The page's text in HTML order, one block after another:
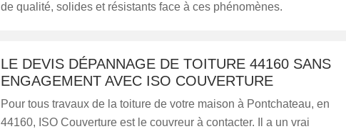
de qualité, solides et résistants face à ces phénomènes.
LE DEVIS DÉPANNAGE DE TOITURE 44160 SANS
ENGAGEMENT AVEC ISO COUVERTURE
Pour tous travaux de la toiture de votre maison à Pontchateau, en
44160, ISO Couverture est le couvreur à contacter. Il a un vrai